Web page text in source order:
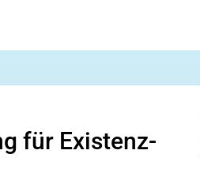
für Existenz-